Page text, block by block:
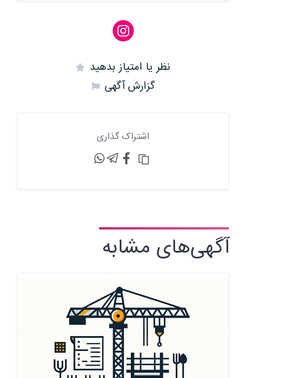
نظر یا امتیاز بدهید
گزارش آگهی
اشتراک گذاری
آگهی‌های مشابه